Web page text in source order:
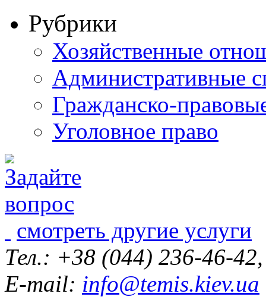
Рубрики
Хозяйственные
Административные
Гражданско-
Уголовное право
смотреть другие услуги
Тел.: +38 (044) 236-46-
E-mail: info@temis.kiev.ua